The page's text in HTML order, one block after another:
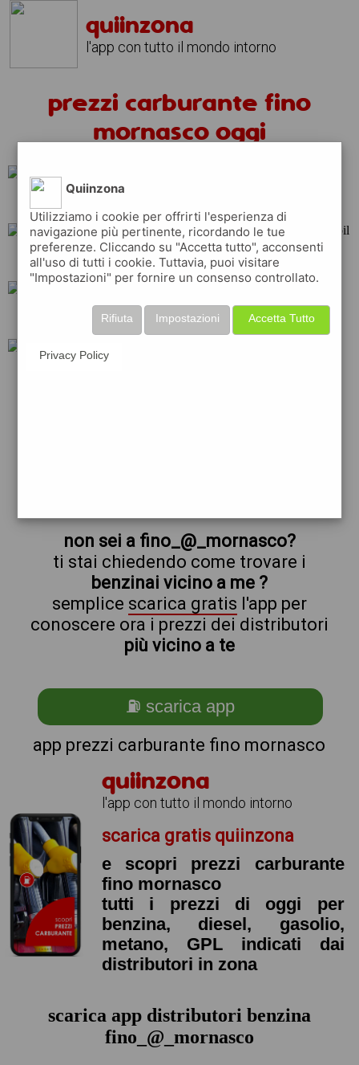
quiinzona
l'app con tutto il mondo intorno
prezzi carburante fino
mornasco oggi
esso total tamoil
erg shell
non sei a fino_@_mornasco?
ti stai chiedendo come trovare i
benzinai vicino a me ?
semplice scarica gratis l'app per
conoscere ora i prezzi dei distributori
più vicino a te
⛽ scarica app
app prezzi carburante fino mornasco
quiinzona
l'app con tutto il mondo intorno
scarica gratis quiinzona
e scopri prezzi carburante
fino mornasco
tutti i prezzi di oggi per
benzina, diesel, gasolio,
metano, GPL indicati dai
distributori in zona
scarica app distributori benzina
fino_@_mornasco
Quiinzona
Utilizziamo i cookie per offrirti l'esperienza di
navigazione più pertinente, ricordando le tue
preferenze. Cliccando su "Accetta tutto", acconsenti
all'uso di tutti i cookie. Tuttavia, puoi visitare
"Impostazioni" per fornire un consenso controllato.
Accetta Tutto
Impostazioni
Rifiuta
Privacy Policy